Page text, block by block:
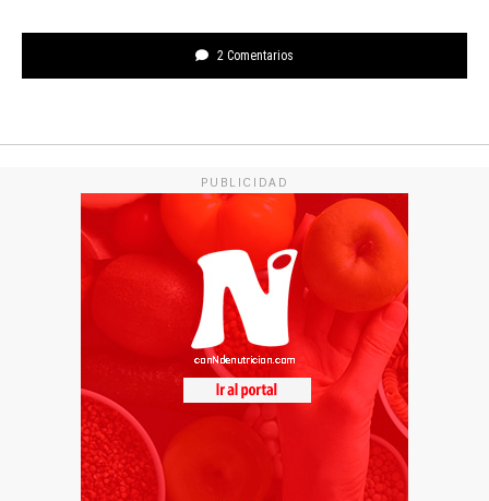
2 Comentarios
PUBLICIDAD